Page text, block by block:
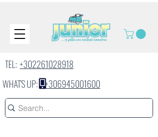
TEL: +302261028918
WHAT'S UP:+306945001600